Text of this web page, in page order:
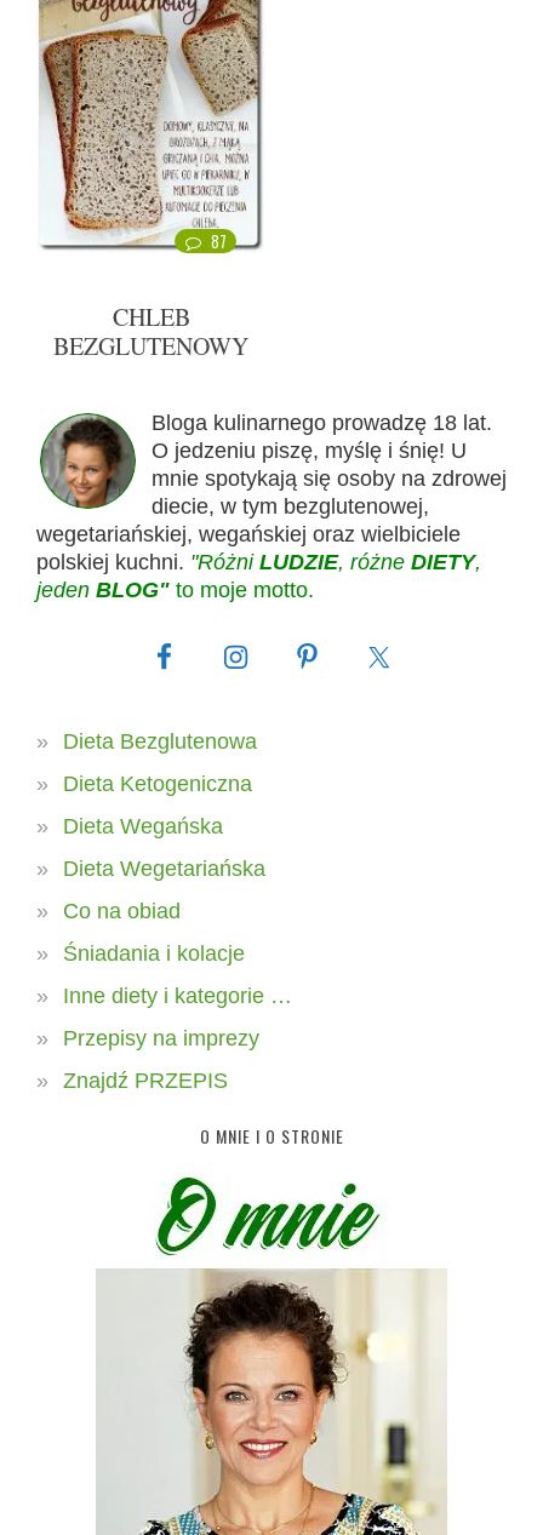
87
CHLEB
BEZGLUTENOWY
Bloga kulinarnego prowadzę 18 lat.
O jedzeniu piszę, myślę i śnię! U
mnie spotykają się osoby na zdrowej
diecie, w tym bezglutenowej,
wegetariańskiej, wegańskiej oraz wielbiciele
polskiej kuchni. "Różni LUDZIE, różne DIETY,
jeden BLOG" to moje motto.
Dieta Bezglutenowa
Dieta Ketogeniczna
Dieta Wegańska
Dieta Wegetariańska
Co na obiad
Śniadania i kolacje
Inne diety i kategorie …
Przepisy na imprezy
Znajdź PRZEPIS
O MNIE I O STRONIE